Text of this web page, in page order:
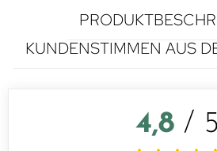
KUNDENSTIMMEN AUS
4,8 / 5